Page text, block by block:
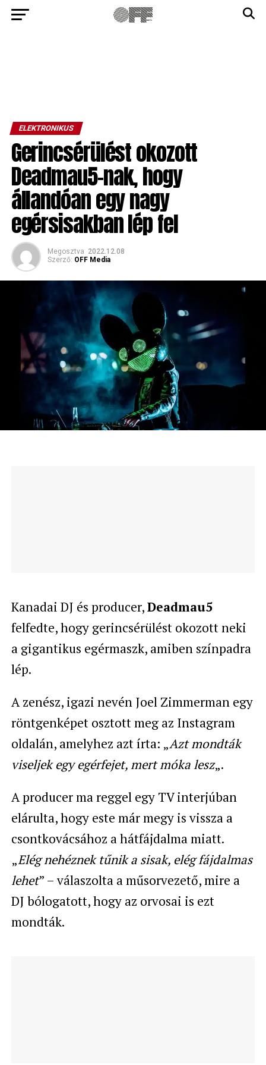
ELEKTRONIKUS
Gerincsérülést okozott
Deadmau5-nak, hogy
állandóan egy nagy
egérsisakban lép fel
Megosztva 2022.12.08
Szerző: OFF Media
Kanadai DJ és producer,Deadmau5
felfedte, hogy gerincsérülést okozott neki
a gigantikus egérmaszk, amiben színpadra
lép.
A zenész, igazi nevén Joel Zimmerman egy
röntgenképet osztott meg az Instagram
oldalán, amelyhez azt írta: „Azt mondták
viseljek egy egérfejet, mert móka lesz„.
A producer ma reggel egy TV interjúban
elárulta, hogy este már megy is vissza a
csontkovácsához a hátfájdalma miatt.
„Elég nehéznek tűnik a sisak, elég fájdalmas
lehet” – válaszolta a műsorvezető, mire a
DJ bólogatott, hogy az orvosai is ezt
mondták.